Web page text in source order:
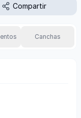
Compartir
Canchas